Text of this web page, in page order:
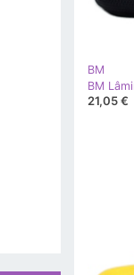
BM
21,05 €